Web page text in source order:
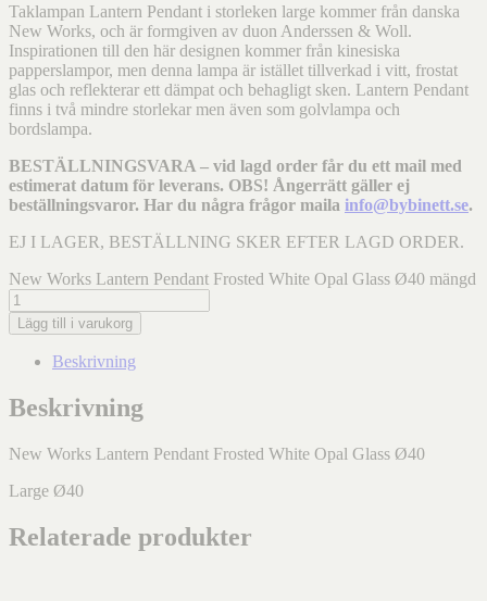
Taklampan Lantern Pendant i storleken large kommer från danska
New Works, och är formgiven av duon Anderssen & Woll.
Inspirationen till den här designen kommer från kinesiska
papperslampor, men denna lampa är istället tillverkad i vitt, frostat
glas och reflekterar ett dämpat och behagligt sken. Lantern Pendant
finns i två mindre storlekar men även som golvlampa och
bordslampa.
BESTÄLLNINGSVARA – vid lagd order får du ett mail med
estimerat datum för leverans. OBS! Ångerrätt gäller ej
beställningsvaror. Har du några frågor maila info@bybinett.se.
EJ I LAGER, BESTÄLLNING SKER EFTER LAGD ORDER.
New Works Lantern Pendant Frosted White Opal Glass Ø40 mängd
Lägg till i varukorg
Beskrivning
Beskrivning
New Works Lantern Pendant Frosted White Opal Glass Ø40
Large Ø40
Relaterade produkter